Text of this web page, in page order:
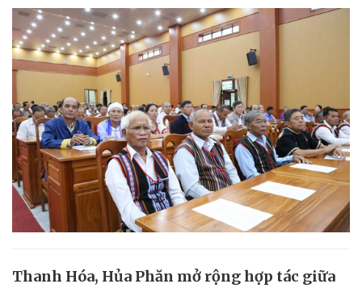
Thanh Hóa, Hủa Phăn mở rộng hợp tác giữa